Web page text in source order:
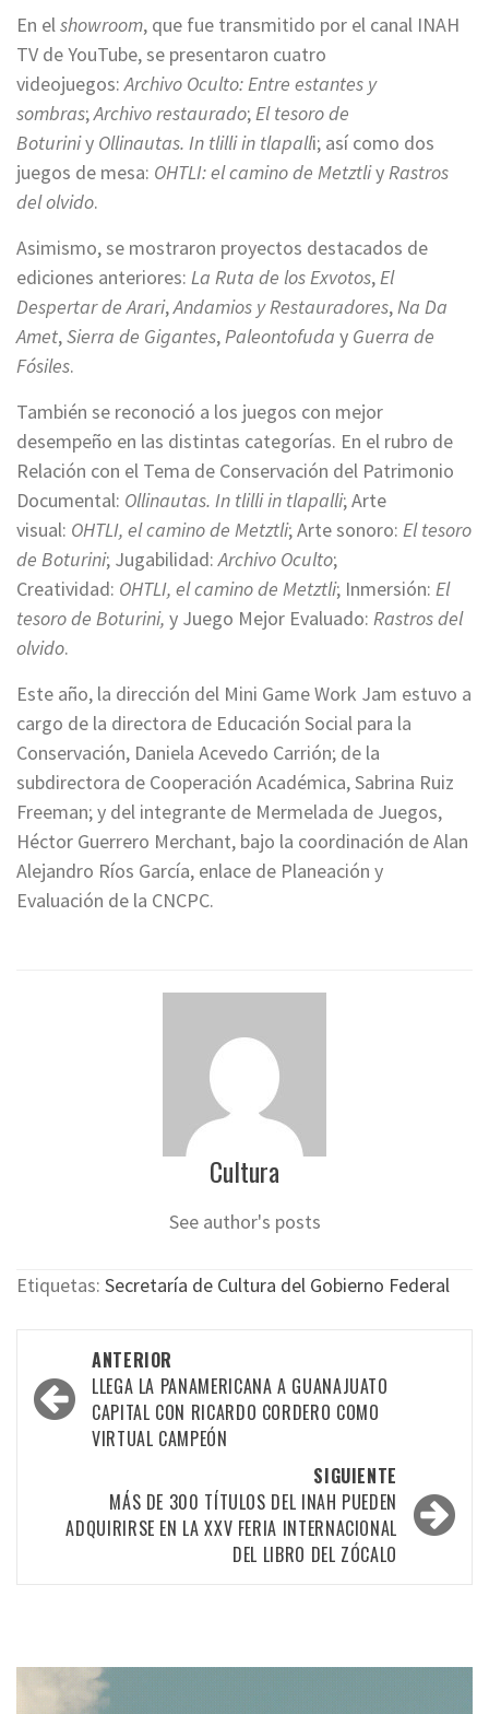
En elshowroom, que fue transmitido por el canal INAH
TV de YouTube, se presentaron cuatro
videojuegos:Archivo Oculto: Entre estantes y
sombras;Archivo restaurado;El tesoro de
Boturiniy Ollinautas. In tlilli in tlapalli; así como dos
juegos de mesa: OHTLI: el camino de MetztliyRastros
del olvido.
Asimismo, se mostraron proyectos destacados de
ediciones anteriores: La Ruta de los Exvotos,El
Despertar de Arari,Andamios y Restauradores,Na Da
Amet,Sierra de Gigantes,Paleontofuda y Guerra de
Fósiles.
También se reconoció a los juegos con mejor
desempeño en las distintas categorías. En el rubro de
Relación con el Tema de Conservación del Patrimonio
Documental: Ollinautas. In tlilli in tlapalli; Arte
visual: OHTLI, el camino de Metztli; Arte sonoro: El tesoro
de Boturini; Jugabilidad:Archivo Oculto;
Creatividad: OHTLI, el camino de Metztli; Inmersión: El
tesoro de Boturini, y Juego Mejor Evaluado: Rastros del
olvido.
Este año, la dirección del Mini Game Work Jam estuvo a
cargo de la directora de Educación Social para la
Conservación, Daniela Acevedo Carrión; de la
subdirectora de Cooperación Académica, Sabrina Ruiz
Freeman; y del integrante de Mermelada de Juegos,
Héctor Guerrero Merchant, bajo la coordinación de Alan
Alejandro Ríos García, enlace de Planeación y
Evaluación de la CNCPC.
Cultura
See author's posts
Etiquetas: Secretaría de Cultura del Gobierno Federal
Navegación
por
las
ANTERIOR
LLEGA LA PANAMERICANA A GUANAJUATO
CAPITAL CON RICARDO CORDERO COMO
VIRTUAL CAMPEÓN
SIGUIENTE
MÁS DE 300 TÍTULOS DEL INAH PUEDEN
ADQUIRIRSE EN LA XXV FERIA INTERNACIONAL
DEL LIBRO DEL ZÓCALO